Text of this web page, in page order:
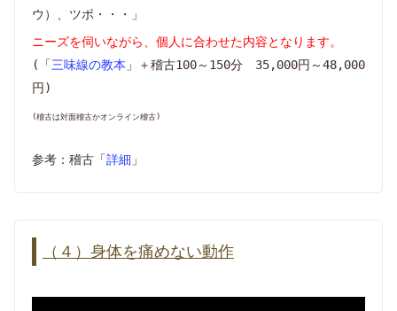
ウ）、ツボ・・・」
ニーズを伺いながら、個人に合わせた内容となります。
(「三味線の教本 」＋稽古100～150分 35,000円～48,000
円)
(稽古は対面稽古かオンライン稽古)
参考：稽古「詳細 」
（４）身体を痛めない動作